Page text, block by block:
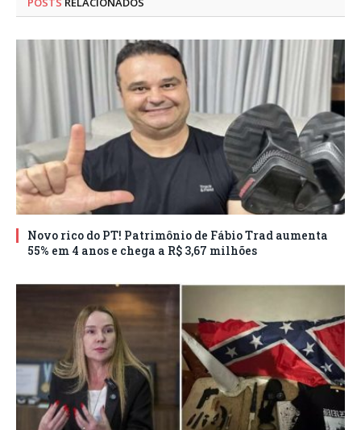
Novo rico do PT! Patrimônio de Fábio Trad aumenta
55% em 4 anos e chega a R$ 3,67 milhões